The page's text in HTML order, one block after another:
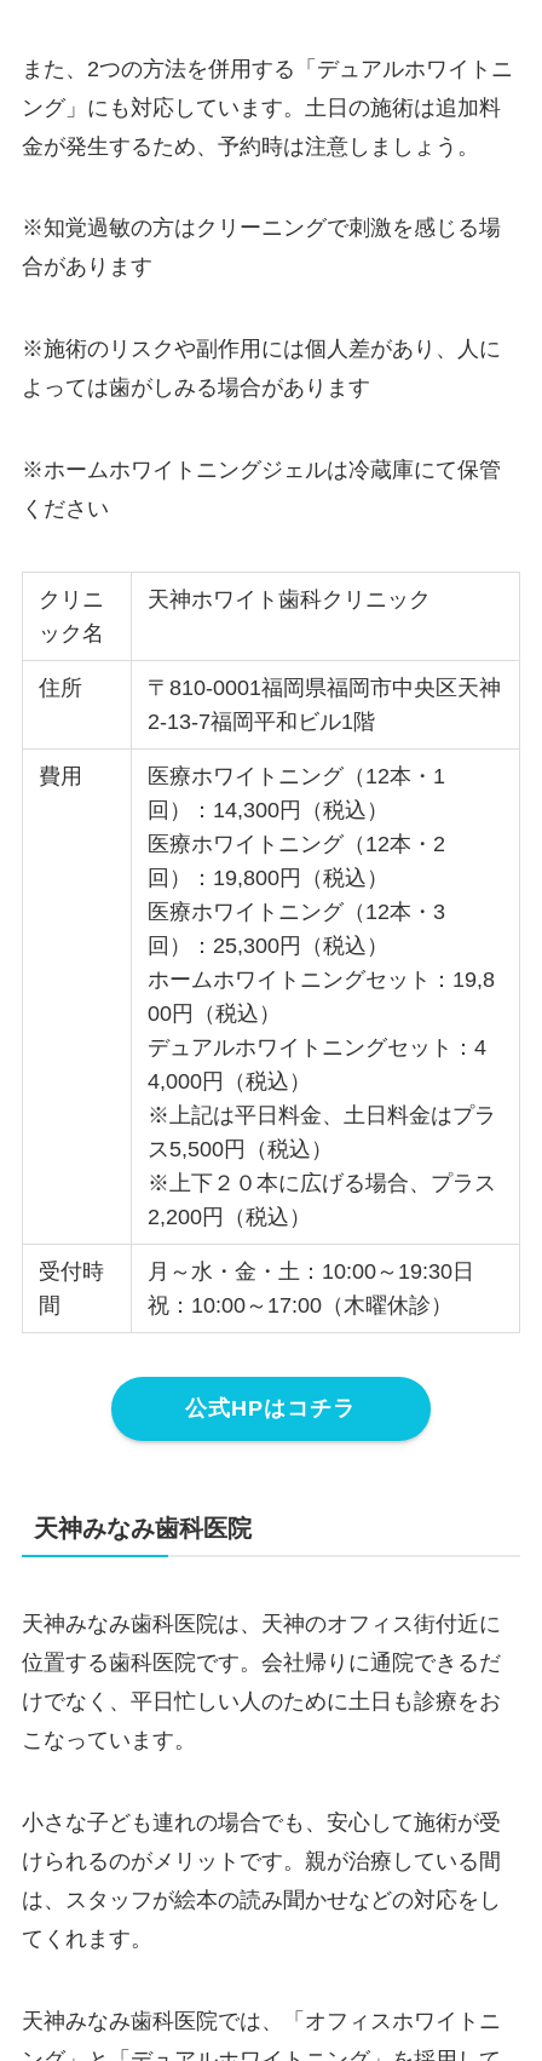
また、2つの方法を併用する「デュアルホワイトニ
ング」にも対応しています。土日の施術は追加料
金が発生するため、予約時は注意しましょう。
※知覚過敏の方はクリーニングで刺激を感じる場
合があります
※施術のリスクや副作用には個人差があり、人に
よっては歯がしみる場合があります
※ホームホワイトニングジェルは冷蔵庫にて保管
ください
クリニ
ック名
天神ホワイト歯科クリニック
住所
〒810-0001福岡県福岡市中央区天神
2-13-7福岡平和ビル1階
費用
医療ホワイトニング（12本・1
回）：14,300円（税込）
医療ホワイトニング（12本・2
回）：19,800円（税込）
医療ホワイトニング（12本・3
回）：25,300円（税込）
ホームホワイトニングセット：19,8
00円（税込）
デュアルホワイトニングセット：4
4,000円（税込）
※上記は平日料金、土日料金はプラ
ス5,500円（税込）
※上下２０本に広げる場合、プラス
2,200円（税込）
受付時
間
月～水・金・土：10:00～19:30日
祝：10:00～17:00（木曜休診）
公式HPはコチラ
天神みなみ歯科医院
天神みなみ歯科医院は、天神のオフィス街付近に
位置する歯科医院です。会社帰りに通院できるだ
けでなく、平日忙しい人のために土日も診療をお
こなっています。
小さな子ども連れの場合でも、安心して施術が受
けられるのがメリットです。親が治療している間
は、スタッフが絵本の読み聞かせなどの対応をし
てくれます。
天神みなみ歯科医院では、「オフィスホワイトニ